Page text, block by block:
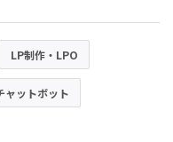
LP制作・LPO
ャットボット